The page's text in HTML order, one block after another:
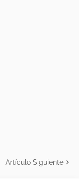
Artículo Siguiente